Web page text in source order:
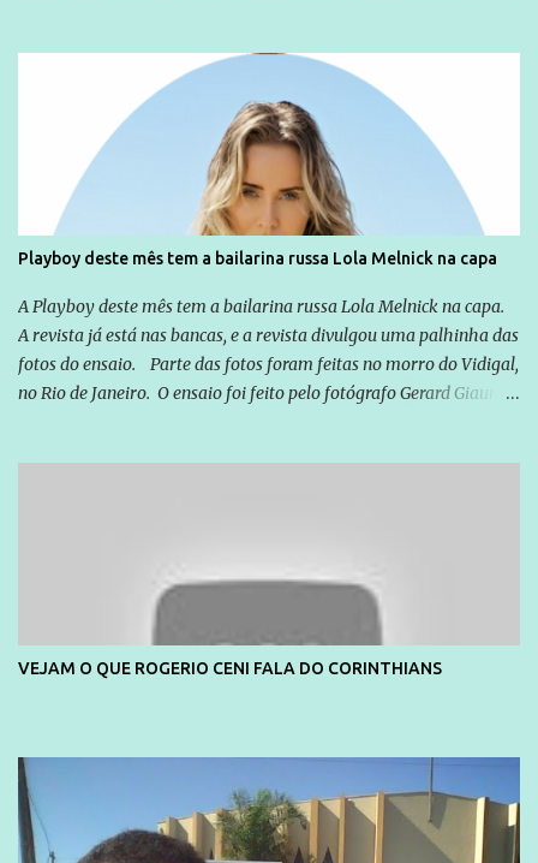
empreendedor da comunicação, que além de informação
cotidiana, corriqueira e cada vez mais preocupantes, do tipo que
você já esta acostumado a ver neste espaço, vou trabalhar a ideia
que possibilite distribuir não só informações, mas que gere de
forma consistente a riqueza do conhecimento... Exemplo: o
cidadão brasileiro não precisa só ser informado sobre operações
da Lava Jato, Reformas que podem retirar ou não direitos, ou
quem vai ser preso ou não; é preciso levar até as pessoas, do mais
simples ao mais burguês, o que diz a nossa Constituição, quais são
seus direitos e deveres em ...
Playboy deste mês tem a bailarina russa Lola Melnick na capa
A Playboy deste mês tem a bailarina russa Lola Melnick na capa.
A revista já está nas bancas, e a revista divulgou uma palhinha das
fotos do ensaio. Parte das fotos foram feitas no morro do Vidigal,
no Rio de Janeiro. O ensaio foi feito pelo fotógrafo Gerard Giaume
VEJAM O QUE ROGERIO CENI FALA DO CORINTHIANS